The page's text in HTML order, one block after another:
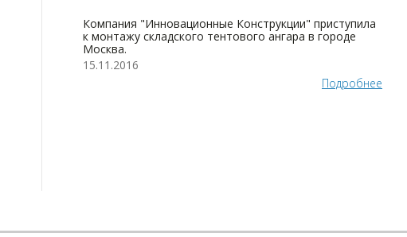
Компания "Инновационные Конструкции" приступила
к монтажу складского тентового ангара в городе
Москва.
15.11.2016
Подробнее